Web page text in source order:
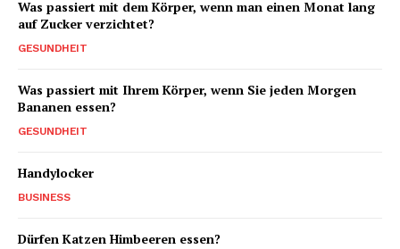
Was passiert mit dem Körper, wenn man einen Monat lang
auf Zucker verzichtet?
GESUNDHEIT
Was passiert mit Ihrem Körper, wenn Sie jeden Morgen
Bananen essen?
GESUNDHEIT
Handylocker
BUSINESS
Dürfen Katzen Himbeeren essen?